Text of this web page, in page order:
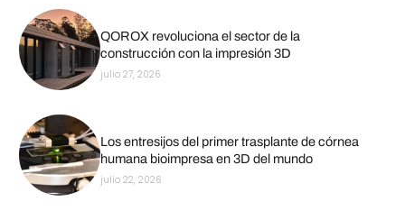
QOROX revoluciona el sector de la
construcción con la impresión 3D
julio 27, 2026
Los entresijos del primer trasplante de córnea
humana bioimpresa en 3D del mundo
julio 22, 2026